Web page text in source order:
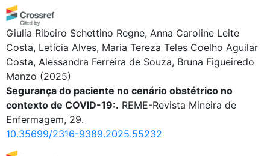
Giulia Ribeiro Schettino Regne, Anna Caroline Leite
Costa, Letícia Alves, Maria Tereza Teles Coelho Aguilar
Costa, Alessandra Ferreira de Souza, Bruna Figueiredo
Manzo (2025)
Segurança do paciente no cenário obstétrico no
contexto de COVID-19:. REME-Revista Mineira de
Enfermagem, 29.
10.35699/2316-9389.2025.55232